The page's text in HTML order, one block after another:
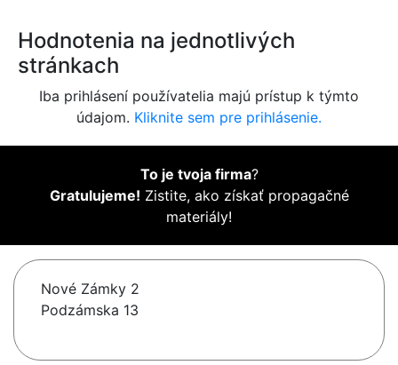
Hodnotenia na jednotlivých
stránkach
Iba prihlásení používatelia majú prístup k týmto
údajom. Kliknite sem pre prihlásenie.
To je tvoja firma?
Gratulujeme! Zistite, ako získať propagačné
materiály!
Nové Zámky 2
Podzámska 13